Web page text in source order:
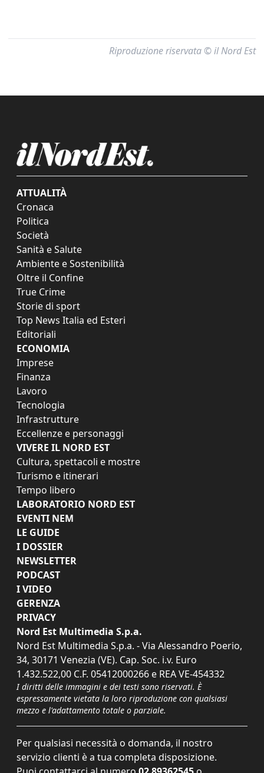
Riproduzione riservata © il Nord Est
ATTUALITÀ
Cronaca
Politica
Società
Sanità e Salute
Ambiente e Sostenibilità
Oltre il Confine
True Crime
Storie di sport
Top News Italia ed Esteri
Editoriali
ECONOMIA
Imprese
Finanza
Lavoro
Tecnologia
Infrastrutture
Eccellenze e personaggi
VIVERE IL NORD EST
Cultura, spettacoli e mostre
Turismo e itinerari
Tempo libero
LABORATORIO NORD EST
EVENTI NEM
LE GUIDE
I DOSSIER
NEWSLETTER
PODCAST
I VIDEO
GERENZA
PRIVACY
Nord Est Multimedia S.p.a.
Nord Est Multimedia S.p.a. - Via Alessandro Poerio,
34, 30171 Venezia (VE). Cap. Soc. i.v. Euro
1.432.522,00 C.F. 05412000266 e REA VE-454332
I diritti delle immagini e dei testi sono riservati. È
espressamente vietata la loro riproduzione con qualsiasi
mezzo e l'adattamento totale o parziale.
Per qualsiasi necessità o domanda, il nostro
servizio clienti è a tua completa disposizione.